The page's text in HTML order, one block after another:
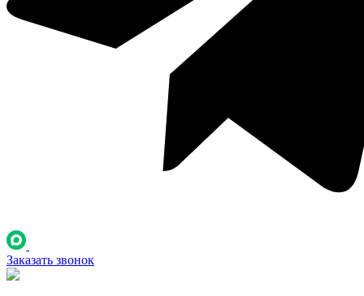
Заказать звонок